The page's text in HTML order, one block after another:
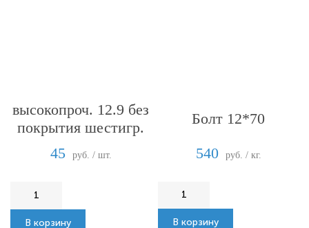
высокопроч. 12.9 без
покрытия шестигр.
DIN933
45 руб. / шт.
В корзину
Болт 12*70
540
руб. / кг.
В корзину